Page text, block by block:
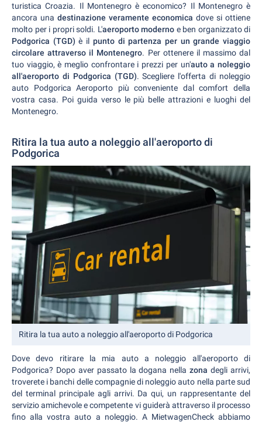
turistica Croazia. Il Montenegro è economico? Il Montenegro è
ancora una destinazione veramente economica dove si ottiene
molto per i propri soldi. L'aeroporto moderno e ben organizzato di
Podgorica (TGD) è il punto di partenza per un grande viaggio
circolare attraverso il Montenegro. Per ottenere il massimo dal
tuo viaggio, è meglio confrontare i prezzi per un'auto a noleggio
all'aeroporto di Podgorica (TGD). Scegliere l'offerta di noleggio
auto Podgorica Aeroporto più conveniente dal comfort della
vostra casa. Poi guida verso le più belle attrazioni e luoghi del
Montenegro.
Ritira la tua auto a noleggio all'aeroporto di
Podgorica
Ritira la tua auto a noleggio all'aeroporto di Podgorica
Dove devo ritirare la mia auto a noleggio all'aeroporto di
Podgorica? Dopo aver passato la dogana nellazonadegli arrivi,
troverete i banchi delle compagnie di noleggio auto nella parte sud
del terminal principale agli arrivi. Da qui, un rappresentante del
servizio amichevole e competente vi guiderà attraverso il processo
fino alla vostra auto a noleggio. A MietwagenCheck abbiamo